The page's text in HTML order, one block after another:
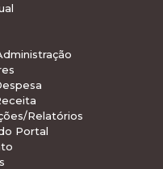
Relatórios
Portal